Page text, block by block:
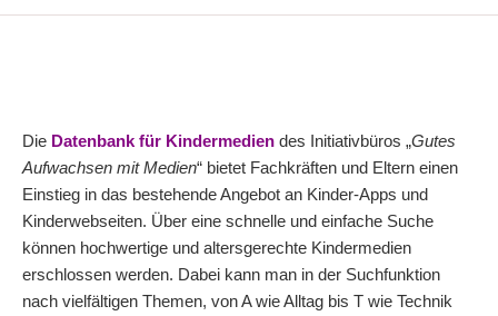
Die Datenbank für Kindermedien des Initiativbüros „Gutes
Aufwachsen mit Medien“ bietet Fachkräften und Eltern einen
Einstieg in das bestehende Angebot an Kinder-Apps und
Kinderwebseiten. Über eine schnelle und einfache Suche
können hochwertige und altersgerechte Kindermedien
erschlossen werden. Dabei kann man in der Suchfunktion
nach vielfältigen Themen, von A wie Alltag bis T wie Technik